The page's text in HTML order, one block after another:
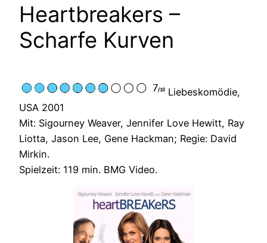
Heartbreakers –
Scharfe Kurven
Liebeskomödie,
USA 2001
Mit: Sigourney Weaver, Jennifer Love Hewitt, Ray
Liotta, Jason Lee, Gene Hackman; Regie: David
Mirkin.
Spielzeit: 119 min. BMG Video.